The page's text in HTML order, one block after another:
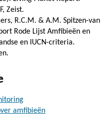
Zeist.
R.C.M. & A.M. Spitzen-van
Rode Lijst Amfibieën en
en IUCN-criteria.
amfibieën